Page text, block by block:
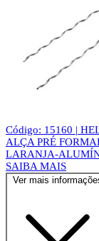
Código: 15160 |
ALÇA PRÉ
LARANJA-
SAIBA MAIS
Ver mais